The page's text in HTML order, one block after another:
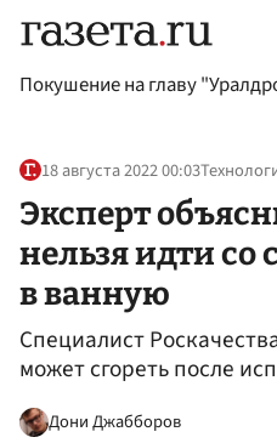
Покушение на главу
18 августа 2022 00:03
Эксперт
нельзя идти со
в ванную
Специалист
может сгореть после
Дони Джабборов